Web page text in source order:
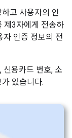
고 사용자의 인
제3자에게 전송하
자 인증 정보의 전
신용카드 번호, 소
있습니다.